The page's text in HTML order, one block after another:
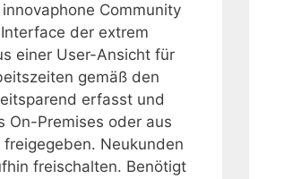
Community
der extrem
einer User-Ansicht für
gemäß den
erfasst und
On-Premises oder aus
Neukunden
freischalten. Benötigt